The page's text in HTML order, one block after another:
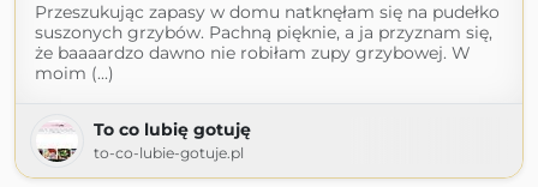
Przeszukując zapasy w domu natknęłam się na pudełko
suszonych grzybów. Pachną pięknie, a ja przyznam się,
że baaaardzo dawno nie robiłam zupy grzybowej. W
moim (...)
To co lubię gotuję
to-co-lubie-gotuje.pl